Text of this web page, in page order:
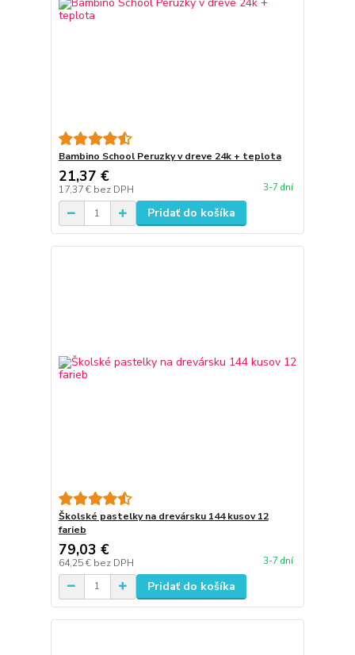
Bambino School Peruzky v dreve 24k + teplota
21,37 €
17,37 € bez DPH 3-7 dní
Pridať do košíka
Školské pastelky na drevársku 144 kusov 12
farieb
79,03 €
64,25 € bez DPH 3-7 dní
Pridať do košíka